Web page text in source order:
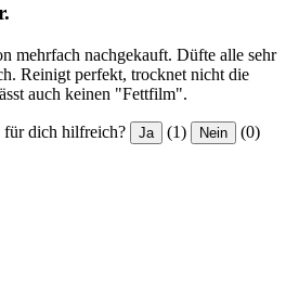
mehrfach nachgekauft. Düfte alle sehr
Reinigt perfekt, trocknet nicht die
auch keinen "Fettfilm".
für dich hilfreich? Ja (1) Nein (0)